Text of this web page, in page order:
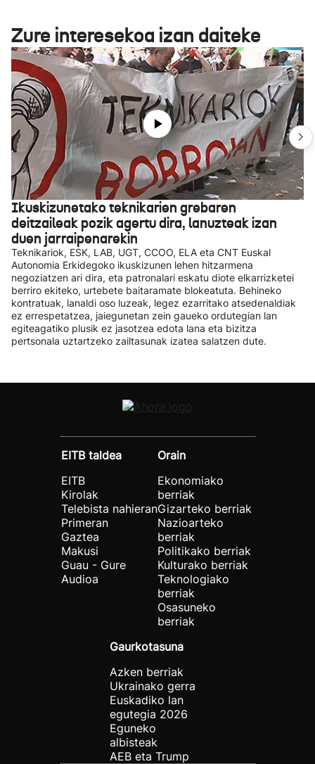
Zure interesekoa izan daiteke
Ikuskizunetako teknikarien grebaren
deitzaileak pozik agertu dira, lanuzteak izan
duen jarraipenarekin
Teknikariok, ESK, LAB, UGT, CCOO, ELA eta CNT Euskal
Autonomia Erkidegoko ikuskizunen lehen hitzarmena
negoziatzen ari dira, eta patronalari eskatu diote elkarrizketei
berriro ekiteko, urtebete baitaramate blokeatuta. Behineko
kontratuak, lanaldi oso luzeak, legez ezarritako atsedenaldiak
ez errespetatzea, jaiegunetan zein gaueko ordutegian lan
egiteagatiko plusik ez jasotzea edota lana eta bizitza
pertsonala uztartzeko zailtasunak izatea salatzen dute.
EITB taldea
EITB
Kirolak
Telebista nahieran
Primeran
Gaztea
Makusi
Guau - Gure
Audioa
Orain
Ekonomiako
berriak
Gizarteko berriak
Nazioarteko
berriak
Politikako berriak
Kulturako berriak
Teknologiako
berriak
Osasuneko
berriak
Gaurkotasuna
Azken berriak
Ukrainako gerra
Euskadiko lan
egutegia 2026
Eguneko
albisteak
AEB eta Trump